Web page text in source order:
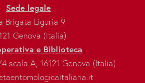
Sede legale
Brigata Liguria 9
Genova (Italia)
e Biblioteca
scala A, 16121 Genova (Italia)